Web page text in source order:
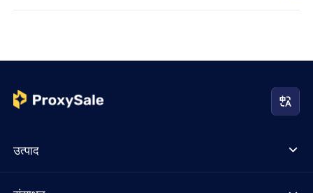
उत्पाद